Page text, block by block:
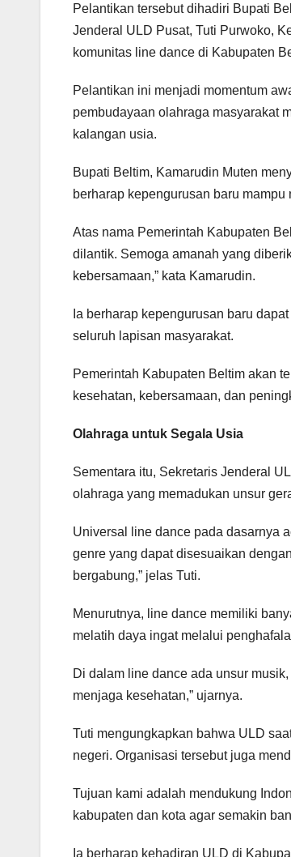
Pelantikan tersebut dihadiri Bupati
Jenderal ULD Pusat, Tuti Purwoko,
komunitas line dance di Kabupaten
Pelantikan ini menjadi momentum
pembudayaan olahraga masyarakat
kalangan usia.
Bupati Beltim, Kamarudin Muten
berharap kepengurusan baru
Atas nama Pemerintah Kabupaten
dilantik. Semoga amanah yang
kebersamaan,” kata Kamarudin.
Ia berharap kepengurusan baru
seluruh lapisan masyarakat.
Pemerintah Kabupaten Beltim akan
kesehatan, kebersamaan, dan
Olahraga untuk Segala Usia
Sementara itu, Sekretaris Jenderal
olahraga yang memadukan unsur
Universal line dance pada dasarnya
genre yang dapat disesuaikan
bergabung,” jelas Tuti.
Menurutnya, line dance memiliki
melatih daya ingat melalui
Di dalam line dance ada unsur
menjaga kesehatan,” ujarnya.
Tuti mengungkapkan bahwa ULD
negeri. Organisasi tersebut juga
Tujuan kami adalah mendukung
kabupaten dan kota agar semakin
Ia berharap kehadiran ULD di